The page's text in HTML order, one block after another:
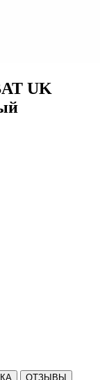
UK
ОТЗЫВЫ